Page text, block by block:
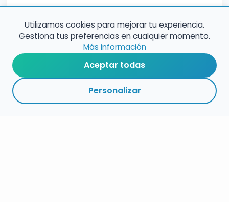
formación. Consigne la nota con 2 decimales
sin redondear.
RESUMEN PLAZOS ESPECIALIDAD ENLACES SEGUIR
Utilizamos cookies para mejorar tu experiencia.
Gestiona tus preferencias en cualquier momento.
Más información
Aceptar todas
Personalizar